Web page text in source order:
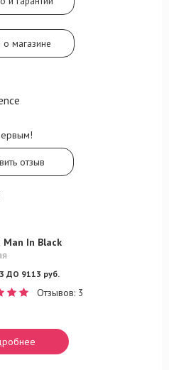
духи себе или близкому
приобрести этот замечательный
интернет-магазине по
выгодно отличаются цен в
магазине
отзыв
Man In Black
ДО 9113 руб.
Отзывов: 3